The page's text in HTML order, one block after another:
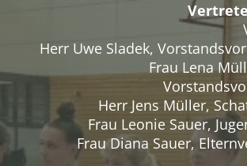
Herr Uwe Sladek,
Frau Lena
Herr Jens Müller,
Frau Leonie Sauer,
Frau Diana Sauer,